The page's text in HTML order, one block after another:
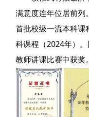
满意度连年位居前列
首批校级一流本科
科课程（2024年）
教师讲课比赛中获奖。